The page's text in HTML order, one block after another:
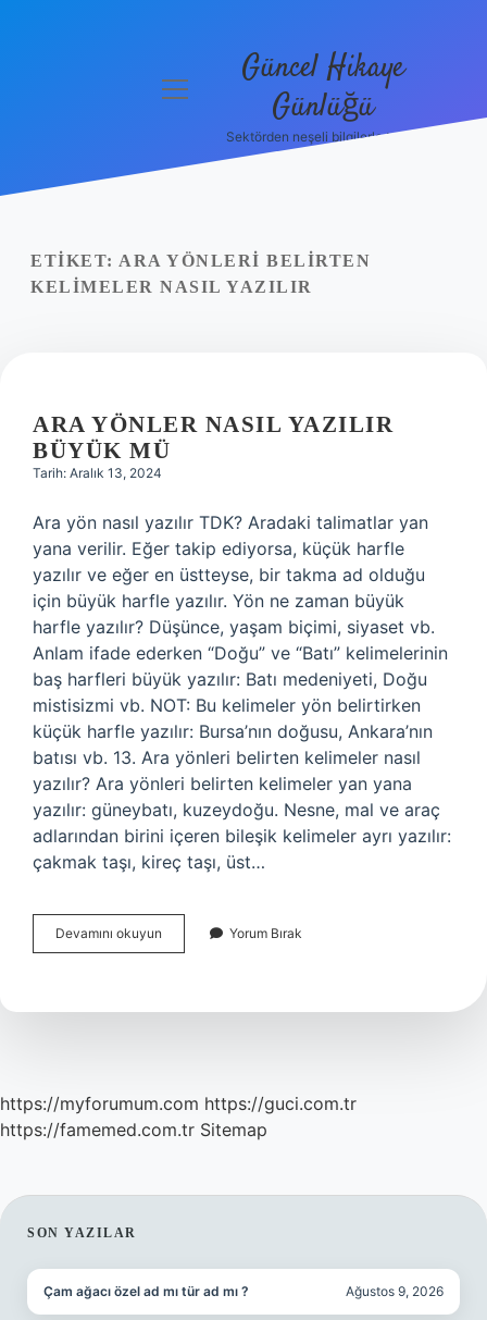
Yasal Uyarı
menüyü
Güncel Hikaye
Günlüğü
Sektörden neşeli bilgilerle tanış!
ETIKET: ARA YÖNLERI BELIRTEN
KELIMELER NASIL YAZILIR
ARA YÖNLER NASIL YAZILIR
BÜYÜK MÜ
Tarih: Aralık 13, 2024
Ara yön nasıl yazılır TDK? Aradaki talimatlar yan
yana verilir. Eğer takip ediyorsa, küçük harfle
yazılır ve eğer en üstteyse, bir takma ad olduğu
için büyük harfle yazılır. Yön ne zaman büyük
harfle yazılır? Düşünce, yaşam biçimi, siyaset vb.
Anlam ifade ederken “Doğu” ve “Batı” kelimelerinin
baş harfleri büyük yazılır: Batı medeniyeti, Doğu
mistisizmi vb. NOT: Bu kelimeler yön belirtirken
küçük harfle yazılır: Bursa’nın doğusu, Ankara’nın
batısı vb. 13. Ara yönleri belirten kelimeler nasıl
yazılır? Ara yönleri belirten kelimeler yan yana
yazılır: güneybatı, kuzeydoğu. Nesne, mal ve araç
adlarından birini içeren bileşik kelimeler ayrı yazılır:
çakmak taşı, kireç taşı, üst…
Devamını okuyun
Yönler
Büyük
Yorum Bırak
https://myforumum.com https://guci.com.tr
https://famemed.com.tr Sitemap
SIDEBAR
SON YAZILAR
Çam ağacı özel ad mı tür ad mı ? Ağustos 9, 2026